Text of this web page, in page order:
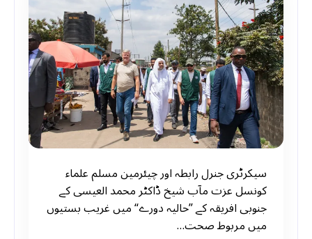
سیکرٹری جنرل رابطہ اور چیئرمین مسلم علماء
کونسل عزت مآب شیخ ڈاکٹر محمد العيسى کے
جنوبی افریقہ کے ”حالیہ دورے“ میں غریب بستیوں
میں مربوط صحت…